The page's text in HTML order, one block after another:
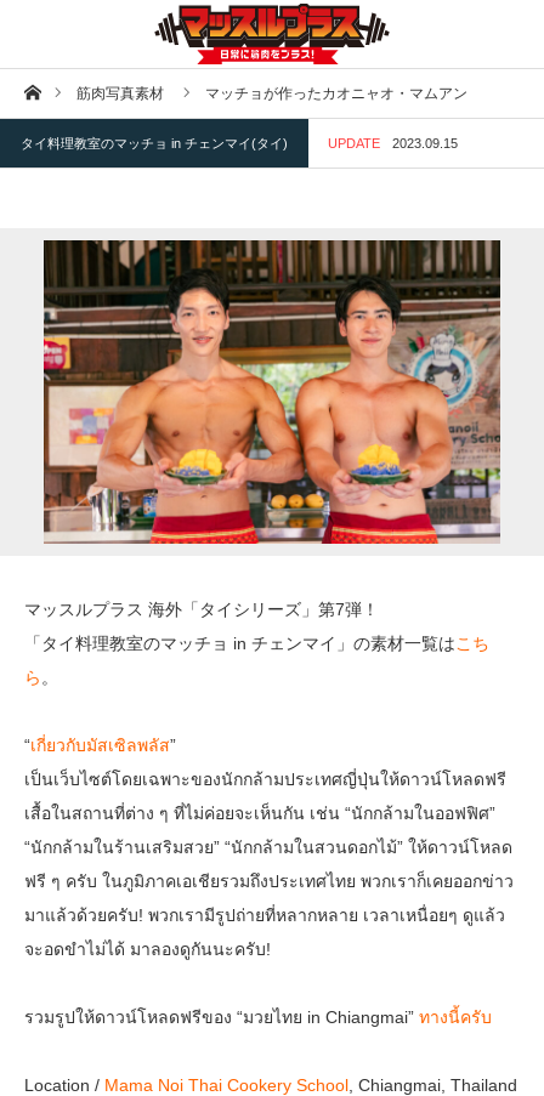
ホーム筋肉写真素材 マッチョが作ったカオニャオ・マムアン
タイ料理教室のマッチョ in チェンマイ(タイ) UPDATE 2023.09.15
マッスルプラス 海外「タイシリーズ」第7弾！
「タイ料理教室のマッチョ in チェンマイ」の素材一覧はこち
ら 。
“เกี่ยวกับมัสเซิลพลัส”
เป็นเว็บไซต์โดยเฉพาะของนักกล้ามประเทศญี่ปุ่นให้ดาวน์โหลดฟรี
เสื้อในสถานที่ต่าง ๆ ที่ไม่ค่อยจะเห็นกัน เช่น “นักกล้ามในออฟฟิศ”
“นักกล้ามในร้านเสริมสวย” “นักกล้ามในสวนดอกไม้” ให้ดาวน์โหลด
ฟรี ๆ ครับ ในภูมิภาคเอเชียรวมถึงประเทศไทย พวกเราก็เคยออกข่าว
มาแล้วด้วยครับ! พวกเรามีรูปถ่ายที่หลากหลาย เวลาเหนื่อยๆ ดูแล้ว
จะอดขำไม่ได้ มาลองดูกันนะครับ!
รวมรูปให้ดาวน์โหลดฟรีของ “มวยไทย in Chiangmai” ทางนี้ครับ
Location / Mama Noi Thai Cookery School , Chiangmai, Thailand